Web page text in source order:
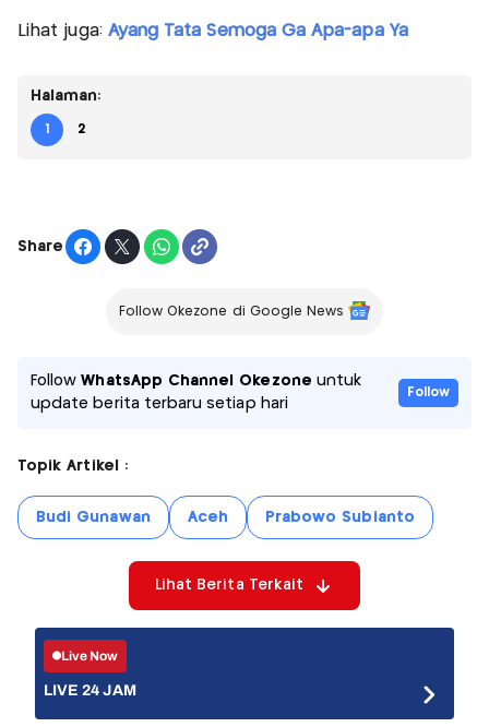
Lihat juga: Ayang Tata Semoga Ga Apa-apa Ya
Halaman:
1 2
Share
Follow Okezone di Google News
FollowWhatsApp Channel Okezone untuk
update berita terbaru setiap hari
Follow
Topik Artikel :
Budi Gunawan Aceh Prabowo Subianto
Lihat Berita Terkait
Live Now
LIVE 24 JAM